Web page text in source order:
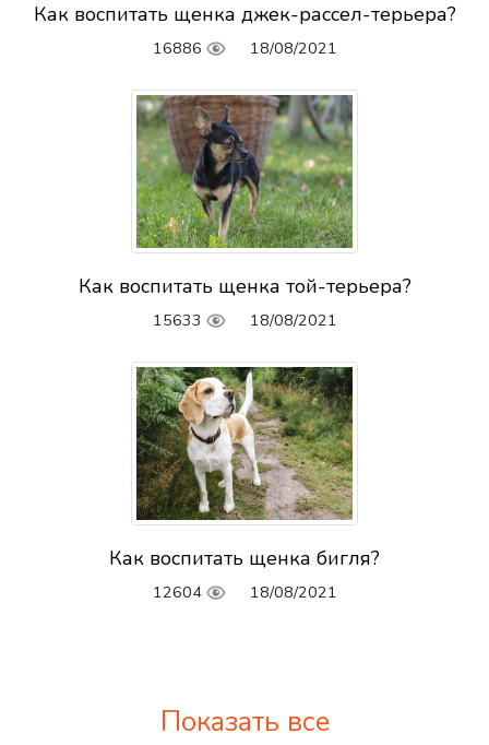
Как воспитать щенка джек-рассел-терьера?
16886 18/08/2021
Как воспитать щенка той-терьера?
15633 18/08/2021
Как воспитать щенка бигля?
12604 18/08/2021
Показать все